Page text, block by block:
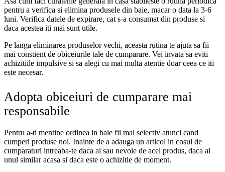
pentru a verifica si elimina produsele din baie, macar o data la 3-6
luni. Verifica datele de expirare, cat s-a consumat din produse si
daca acestea iti mai sunt utile.
Pe langa eliminarea produselor vechi, aceasta rutina te ajuta sa fii
mai constient de obiceiurile tale de cumparare. Vei invata sa eviti
achizitiile impulsive si sa alegi cu mai multa atentie doar ceea ce iti
este necesar.
Adopta obiceiuri de cumparare mai
responsabile
Pentru a-ti mentine ordinea in baie fii mai selectiv atunci cand
cumperi produse noi. Inainte de a adauga un articol in cosul de
cumparaturi intreaba-te daca ai sau nevoie de acel produs, daca ai
unul similar acasa si daca este o achizitie de moment.